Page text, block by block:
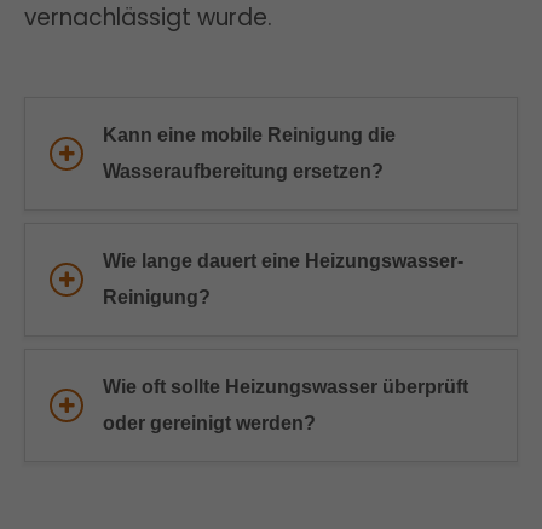
vernachlässigt wurde.
Kann eine mobile Reinigung die
Wasseraufbereitung ersetzen?
Wie lange dauert eine Heizungswasser-
Reinigung?
Wie oft sollte Heizungswasser überprüft
oder gereinigt werden?